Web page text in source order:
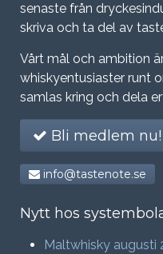
senaste från
skriva och ta del av
Vårt mål och ambition
whiskyentusiaster runt
samlas kring och dela
Bli medlem nu!
info@tastenote.se
Nytt hos
Maltwhisky augusti